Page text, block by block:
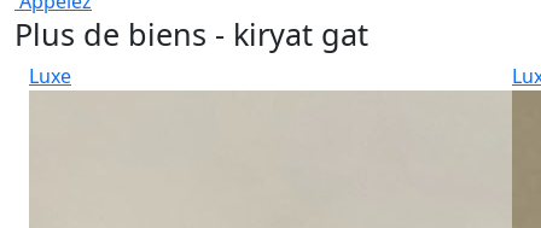
Plus de biens - kiryat gat
Luxe